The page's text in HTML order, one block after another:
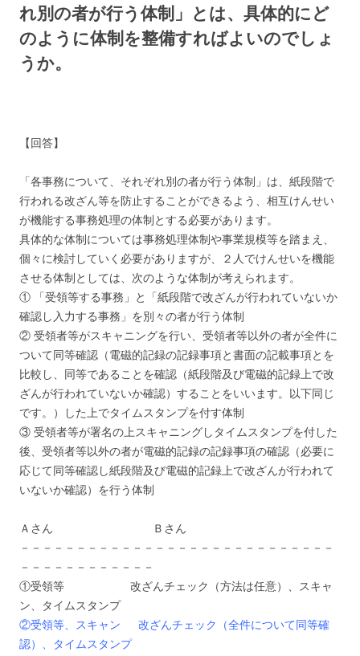
れ別の者が行う体制」とは、具体的にど
のように体制を整備すればよいのでしょ
うか。
【回答】
「各事務について、それぞれ別の者が行う体制」は、紙段階で
行われる改ざん等を防止することができるよう、相互けんせい
が機能する事務処理の体制とする必要があります。
具体的な体制については事務処理体制や事業規模等を踏まえ、
個々に検討していく必要がありますが、２人でけんせいを機能
させる体制としては、次のような体制が考えられます。
① 「受領等する事務」と「紙段階で改ざんが行われていないか
確認し入力する事務」を別々の者が行う体制
② 受領者等がスキャニングを行い、受領者等以外の者が全件に
ついて同等確認（電磁的記録の記録事項と書面の記載事項とを
比較し、同等であることを確認（紙段階及び電磁的記録上で改
ざんが行われていないか確認）することをいいます。以下同じ
です。）した上でタイムスタンプを付す体制
③ 受領者等が署名の上スキャニングしタイムスタンプを付した
後、受領者等以外の者が電磁的記録の記録事項の確認（必要に
応じて同等確認し紙段階及び電磁的記録上で改ざんが行われて
いないか確認）を行う体制
Ａさん Ｂさん
－－－－－－－－－－－－－－－－－－－－－－－－－－－－
－－－－－－－－－－－－
①受領等 改ざんチェック（方法は任意）、スキャ
ン、タイムスタンプ
②受領等、スキャン 改ざんチェック（全件について同等確
認）、タイムスタンプ